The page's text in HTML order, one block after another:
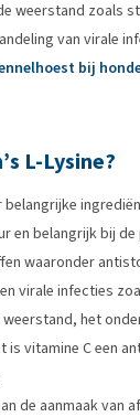
weerstand zoals
van virale
bij
L-Lysine?
belangrijke
en belangrijk bij
waaronder
virale infecties
het
is vitamine C een
de aanmaak van